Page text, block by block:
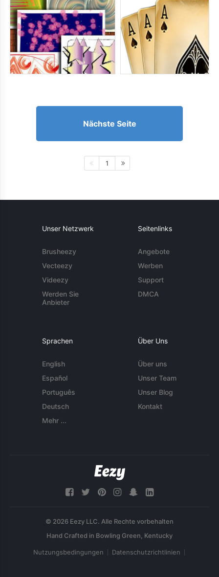
Nächste Seite
1
Unser Netzwerk
Brusheezy
Vecteezy
Videezy
Werden Sie
Anbieter
Seitenlinks
Angebote
Werben
Support
DMCA
Sprachen
English
Español
Português
Deutsch
Mehr ...
Über Uns
Über uns
Unser Team
Unser Blog
Kontakt
© 2026 Eezy LLC. Alle Rechte vorbehalten
Nutzungsbedingungen Datenschutzrichtlinien